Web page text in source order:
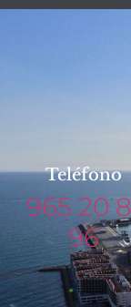
Teléfono
965 20
96